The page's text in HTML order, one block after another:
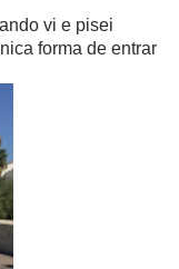
vi e pisei
forma de entrar